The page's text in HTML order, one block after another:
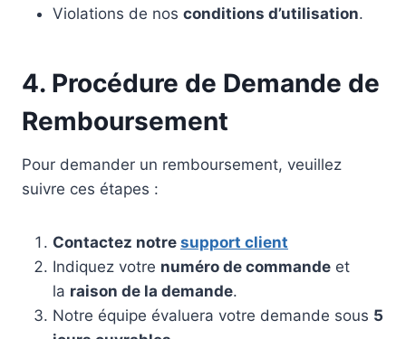
Violations de nos conditions d’utilisation.
4. Procédure de Demande de
Remboursement
Pour demander un remboursement, veuillez
suivre ces étapes :
Contactez notre support client
Indiquez votre numéro de commande et
la raison de la demande.
Notre équipe évaluera votre demande sous 5